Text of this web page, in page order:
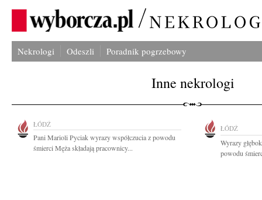
Nekrologi Odeszli Poradnik pogrzebowy
Inne nekrologi
ŁÓDŹ
Pani Marioli Pyciak wyrazy współczucia z powodu
śmierci Męża składają pracownicy...
ŁÓDŹ
Wyrazy
powodu